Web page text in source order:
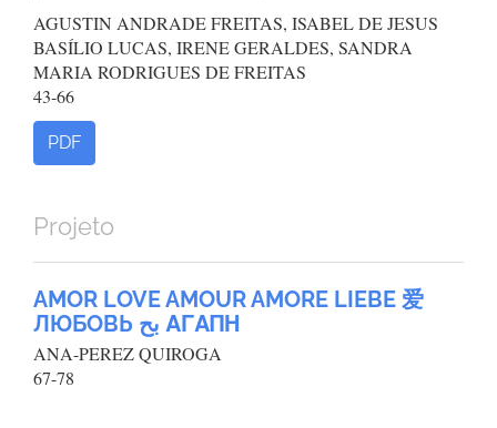
AGUSTIN ANDRADE FREITAS, ISABEL DE JESUS
BASÍLIO LUCAS, IRENE GERALDES, SANDRA
MARIA RODRIGUES DE FREITAS
43-66
PDF
Projeto
AMOR LOVE AMOUR AMORE LIEBE 爱
ЛЮБОВЬ بح ΑΓΑΠΗ
ANA-PEREZ QUIROGA
67-78